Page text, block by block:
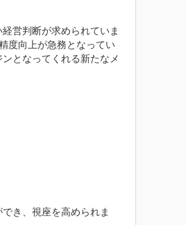
営判断が求められていま
度向上が急務となってい
となってくれる新たなメ
き、視座を高められま